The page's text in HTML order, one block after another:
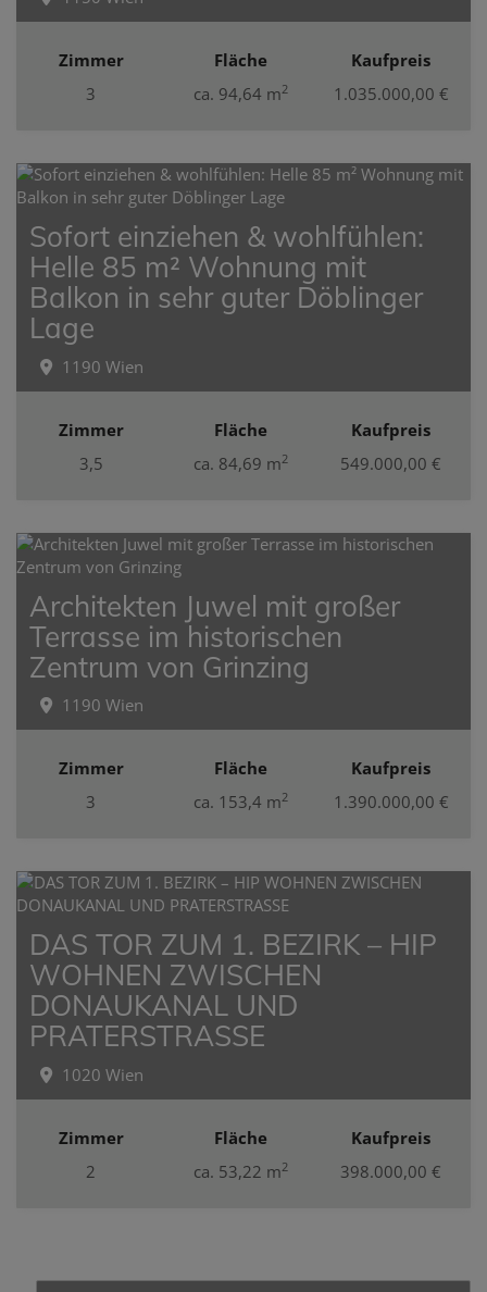
Zimmer
3
Fläche
ca. 94,64 m2
Kaufpreis
1.035.000,00 €
Sofort einziehen & wohlfühlen:
Helle 85 m² Wohnung mit
Balkon in sehr guter Döblinger
Lage
1190 Wien
Zimmer
3,5
Fläche
ca. 84,69 m2
Kaufpreis
549.000,00 €
Architekten Juwel mit großer
Terrasse im historischen
Zentrum von Grinzing
1190 Wien
Zimmer
3
Fläche
ca. 153,4 m2
Kaufpreis
1.390.000,00 €
DAS TOR ZUM 1. BEZIRK – HIP
WOHNEN ZWISCHEN
DONAUKANAL UND
PRATERSTRASSE
1020 Wien
Zimmer
2
Fläche
ca. 53,22 m2
Kaufpreis
398.000,00 €